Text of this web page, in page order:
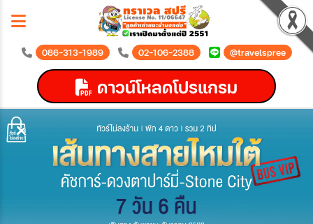
086-313-1989 02-106-2388 @travelspree
ดาวน์โหลดโปรแกรม